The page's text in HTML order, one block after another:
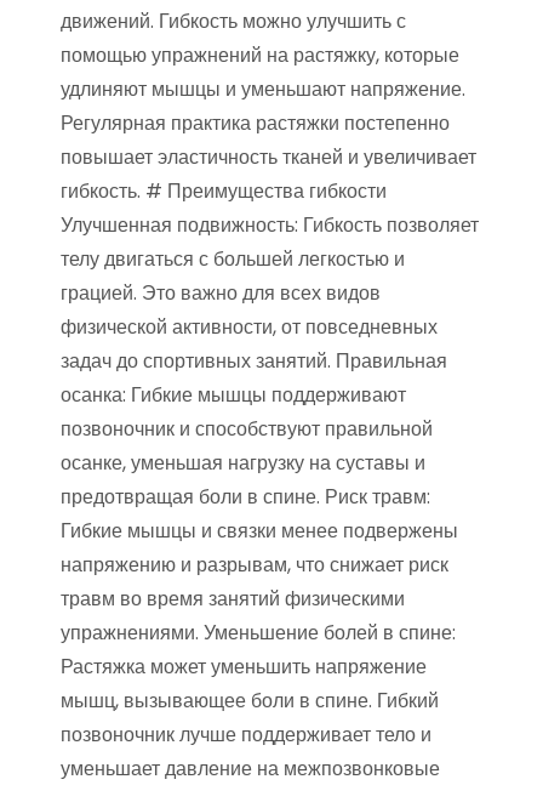
движений. Гибкость можно улучшить с
помощью упражнений на растяжку, которые
удлиняют мышцы и уменьшают напряжение.
Регулярная практика растяжки постепенно
повышает эластичность тканей и увеличивает
гибкость. # Преимущества гибкости
Улучшенная подвижность: Гибкость позволяет
телу двигаться с большей легкостью и
грацией. Это важно для всех видов
физической активности, от повседневных
задач до спортивных занятий. Правильная
осанка: Гибкие мышцы поддерживают
позвоночник и способствуют правильной
осанке, уменьшая нагрузку на суставы и
предотвращая боли в спине. Риск травм:
Гибкие мышцы и связки менее подвержены
напряжению и разрывам, что снижает риск
травм во время занятий физическими
упражнениями. Уменьшение болей в спине:
Растяжка может уменьшить напряжение
мышц, вызывающее боли в спине. Гибкий
позвоночник лучше поддерживает тело и
уменьшает давление на межпозвонковые